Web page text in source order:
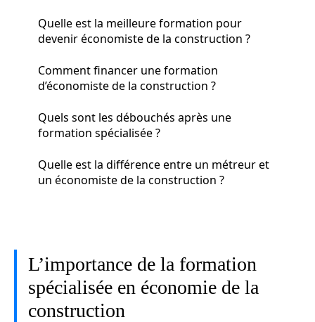
Quelle est la meilleure formation pour
devenir économiste de la construction ?
Comment financer une formation
d’économiste de la construction ?
Quels sont les débouchés après une
formation spécialisée ?
Quelle est la différence entre un métreur et
un économiste de la construction ?
L’importance de la formation
spécialisée en économie de la
construction